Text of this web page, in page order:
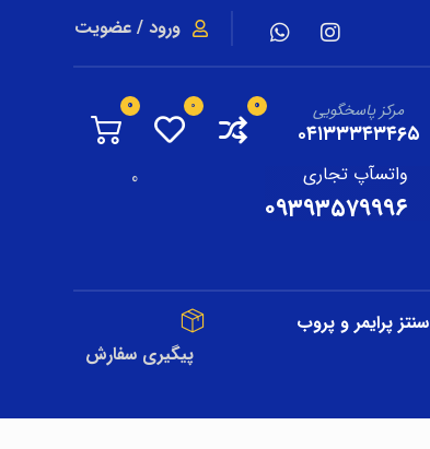
ورود / عضویت
0
مرکز پاسخگویی
۰۴۱۳۳۳۴۳۴۶۵
واتسآپ تجاری
۰۹۳۹۳۵۷۹۹۹۶
سنتز پرایمر و پروب
پیگیری سفارش